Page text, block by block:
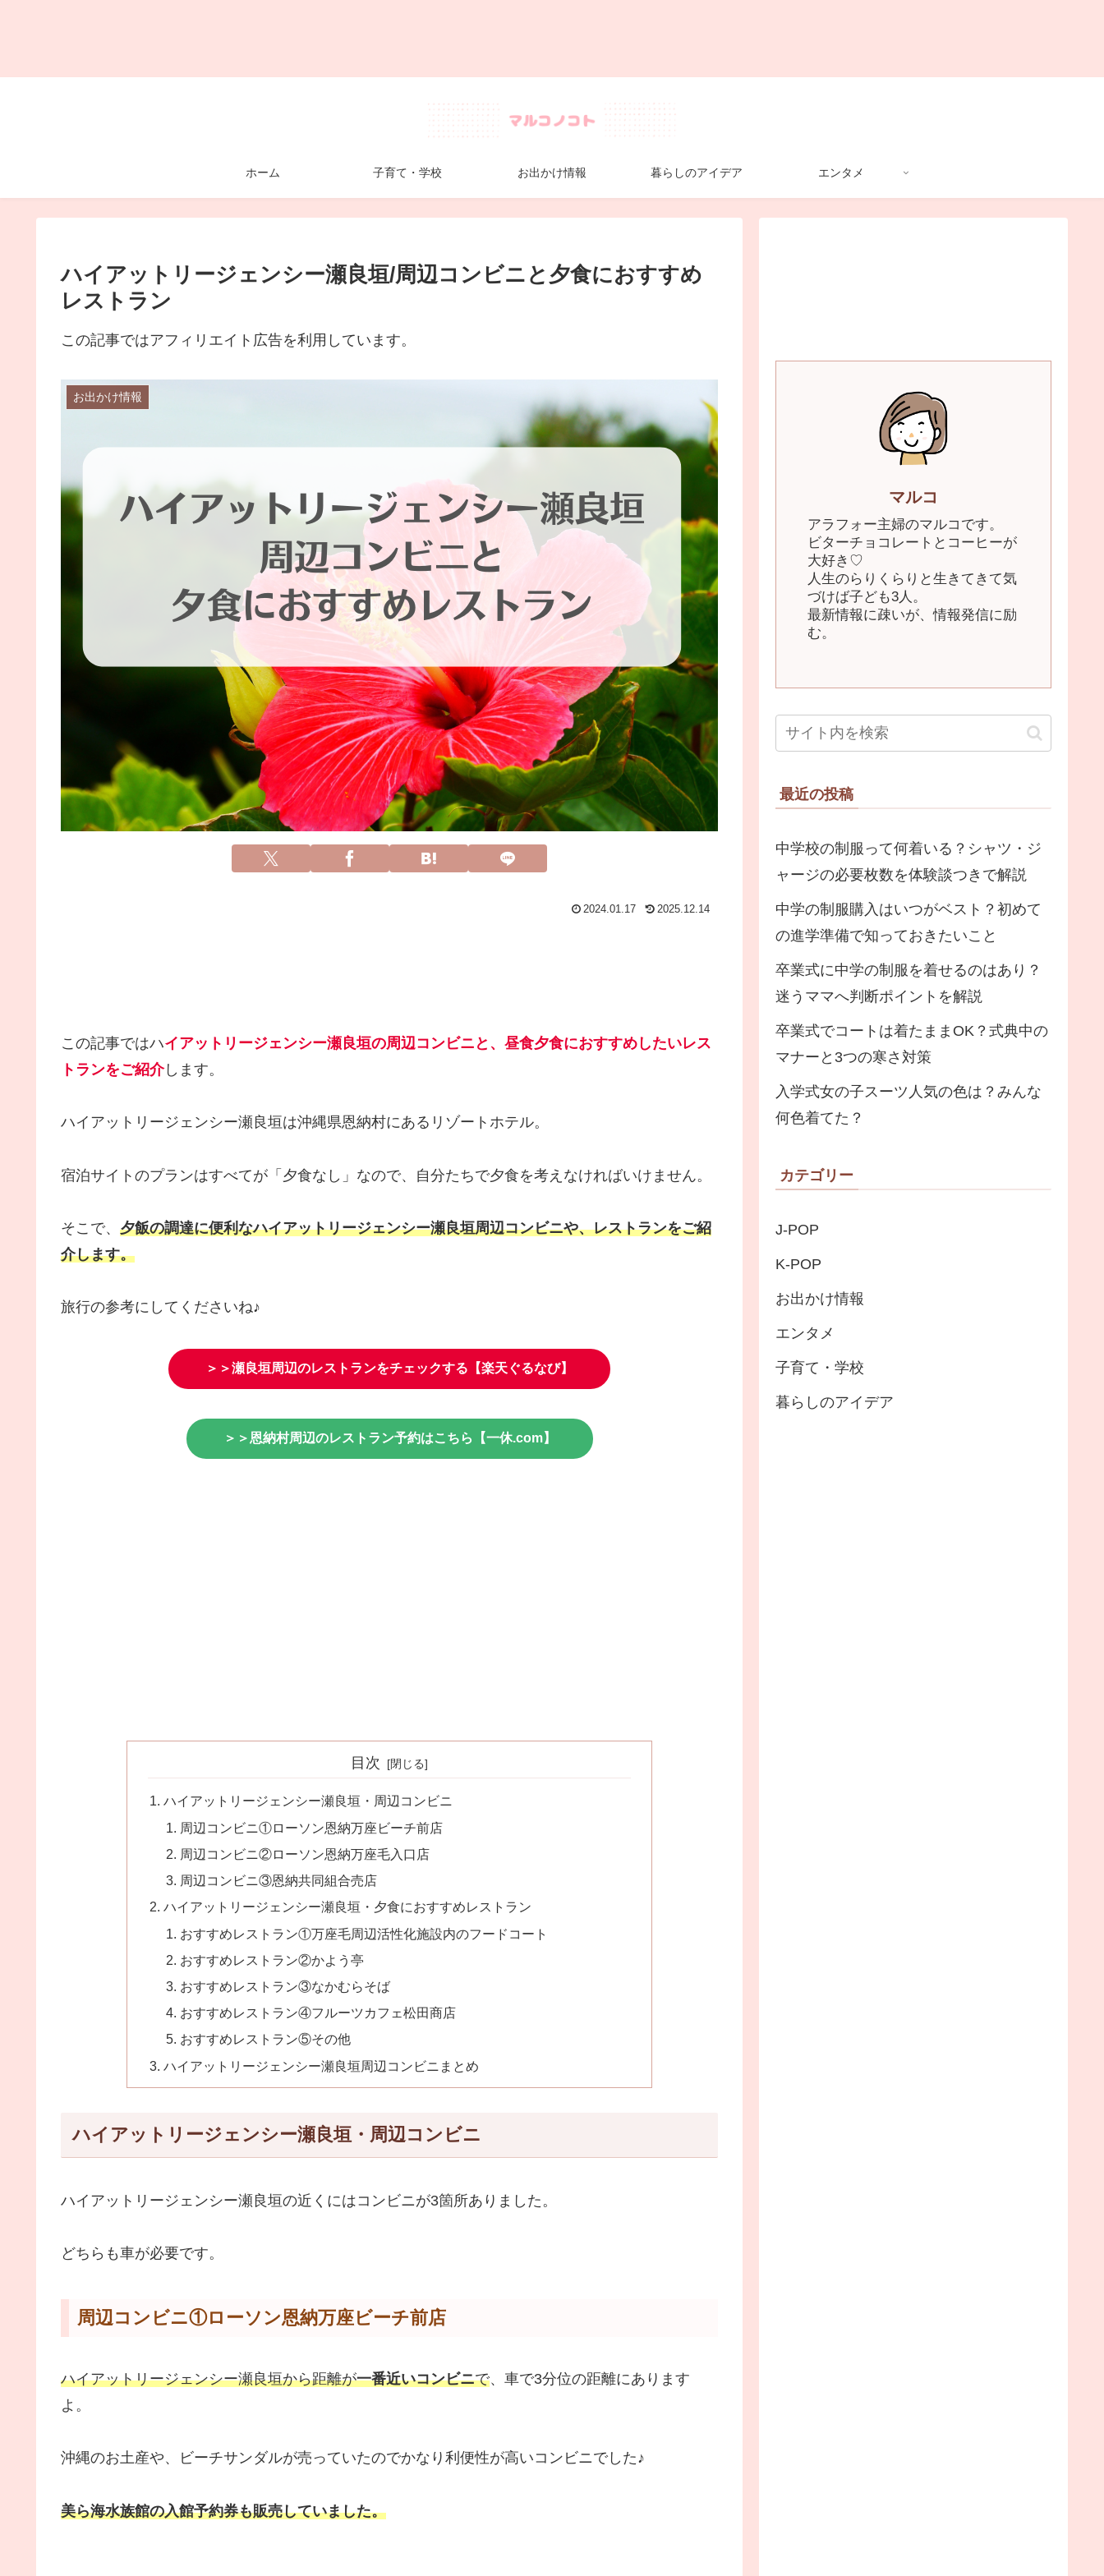
ホーム 子育て・学校 お出かけ情報 暮らしのアイデア エンタメ
ハイアットリージェンシー瀬良垣/周辺コンビニと夕食におすすめ
レストラン
この記事ではアフィリエイト広告を利用しています。
お出かけ情報
2024.01.17 2025.12.14
この記事ではハイアットリージェンシー瀬良垣の周辺コンビニと、昼食夕食におすすめしたいレス
トランをご紹介します。
ハイアットリージェンシー瀬良垣は沖縄県恩納村にあるリゾートホテル。
宿泊サイトのプランはすべてが「夕食なし」なので、自分たちで夕食を考えなければいけません。
そこで、 夕飯の調達に便利なハイアットリージェンシー瀬良垣周辺コンビニや、レストランをご紹
介します。
旅行の参考にしてくださいね♪
＞＞瀬良垣周辺のレストランをチェックする【楽天ぐるなび】
＞＞恩納村周辺のレストラン予約はこちら【一休.com】
目次
ハイアットリージェンシー瀬良垣・周辺コンビニ
周辺コンビニ①ローソン恩納万座ビーチ前店
周辺コンビニ②ローソン恩納万座毛入口店
周辺コンビニ③恩納共同組合売店
ハイアットリージェンシー瀬良垣・夕食におすすめレストラン
おすすめレストラン①万座毛周辺活性化施設内のフードコート
おすすめレストラン②かよう亭
おすすめレストラン③なかむらそば
おすすめレストラン④フルーツカフェ松田商店
おすすめレストラン⑤その他
ハイアットリージェンシー瀬良垣周辺コンビニまとめ
ハイアットリージェンシー瀬良垣・周辺コンビニ
ハイアットリージェンシー瀬良垣の近くにはコンビニが3箇所ありました。
どちらも車が必要です。
周辺コンビニ①ローソン恩納万座ビーチ前店
ハイアットリージェンシー瀬良垣から距離が一番近いコンビニで、車で3分位の距離にあります
よ。
沖縄のお土産や、ビーチサンダルが売っていたのでかなり利便性が高いコンビニでした♪
美ら海水族館の入館予約券も販売していました。
マルコ
アラフォー主婦のマルコです。
ビターチョコレートとコーヒーが
大好き♡
人生のらりくらりと生きてきて気
づけば子ども3人。
最新情報に疎いが、情報発信に励
む。
最近の投稿
中学校の制服って何着いる？シャツ・ジ
ャージの必要枚数を体験談つきで解説
中学の制服購入はいつがベスト？初めて
の進学準備で知っておきたいこと
卒業式に中学の制服を着せるのはあり？
迷うママへ判断ポイントを解説
卒業式でコートは着たままOK？式典中の
マナーと3つの寒さ対策
入学式女の子スーツ人気の色は？みんな
何色着てた？
カテゴリー
J-POP
K-POP
お出かけ情報
エンタメ
子育て・学校
暮らしのアイデア